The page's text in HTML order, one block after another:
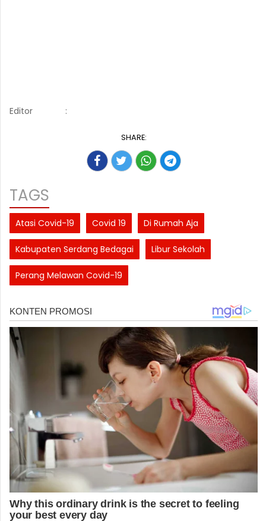
Editor :
SHARE:
TAGS
Atasi Covid-19 Covid 19 Di Rumah Aja
Kabupaten Serdang Bedagai Libur Sekolah
Perang Melawan Covid-19